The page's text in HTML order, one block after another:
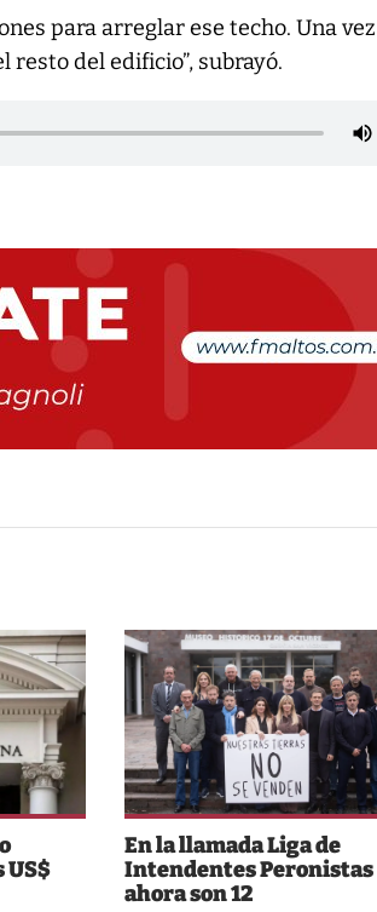
para arreglar ese techo. Una
resto del edificio”, subrayó.
US$
En la llamada Liga de
Intendentes Peronistas
ahora son 12